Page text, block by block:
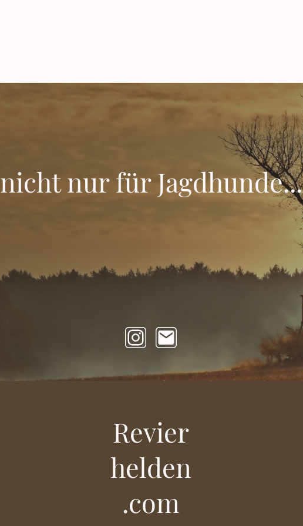
nicht nur für Jagdhunde...
Revier
helden
.com